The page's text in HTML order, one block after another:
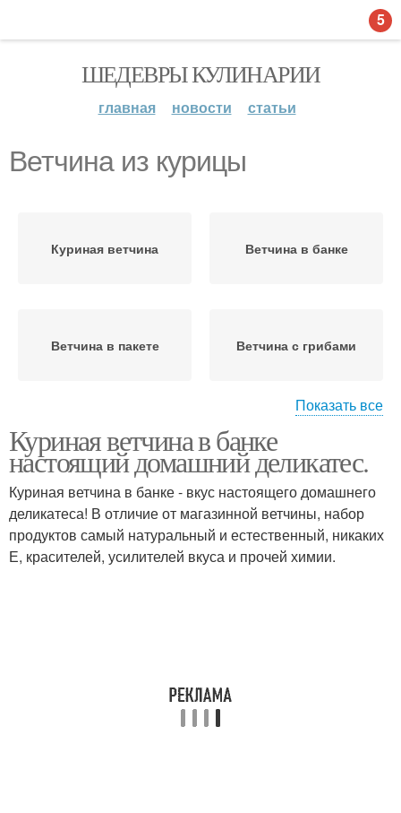
ШЕДЕВРЫ КУЛИНАРИИ
главная новости статьи
Ветчина из курицы
Куриная ветчина Ветчина в банке
Ветчина в пакете Ветчина с грибами
Мраморная ветчина Ветчина из птицы
Ветчина в рукаве
Ветчина в пластиковой
бутылке
Показать все
Куриная ветчина в банке
настоящий домашний деликатес.
Куриная ветчина в банке - вкус настоящего домашнего
деликатеса! В отличие от магазинной ветчины, набор
продуктов самый натуральный и естественный, никаких
Е, красителей, усилителей вкуса и прочей химии.
5